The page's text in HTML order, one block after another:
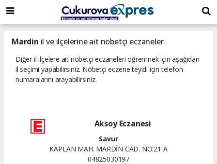
dini
chat
islami
chat
islami
sohbetler
Mardin il ve ilçelerine ait nöbetçi eczaneler.
Diğer il ilçelere ait nöbetçi eczaneleri öğrenmek için aşağıdan
il seçimi yapabilirsiniz. Nöbetçi eczene teyidi için telefon
numaralarını arayabilirsiniz.
Aksoy Eczanesi
Savur
KAPLAN MAH. MARDİN CAD. NO:21 A
04825030197